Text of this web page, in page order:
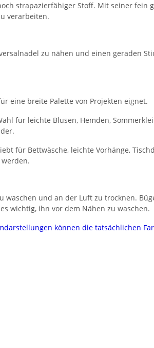
strapazierfähiger Stoff. Mit seiner
verarbeiten.
zu nähen und einen geraden
eine breite Palette von Projekten eignet.
für leichte Blusen, Hemden,
für Bettwäsche, leichte Vorhänge,
und an der Luft zu trocknen.
wichtig, ihn vor dem Nähen zu waschen.
können die tatsächlichen